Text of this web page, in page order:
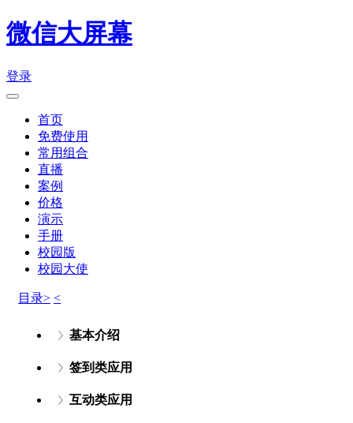
微信大屏幕
登录
首页
免费使用
常用组合
直播
案例
价格
演示
手册
校园版
校园大使
目录> <
基本介绍
签到类应用
互动类应用